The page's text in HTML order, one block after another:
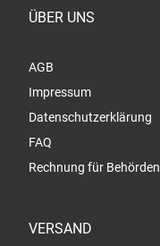
ÜBER UNS
AGB
Impressum
Datenschutzerklärung
FAQ
Rechnung für Behörden
VERSAND